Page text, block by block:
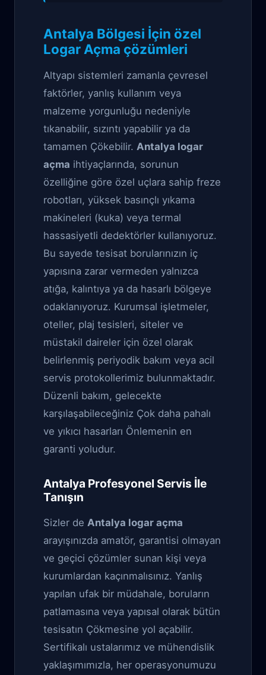
Antalya Bölgesi İçin özel
Logar Açma çözümleri
Altyapı sistemleri zamanla çevresel
faktörler, yanlış kullanım veya
malzeme yorgunluğu nedeniyle
tıkanabilir, sızıntı yapabilir ya da
tamamen Çökebilir. Antalya logar
açma ihtiyaçlarında, sorunun
özelliğine göre özel uçlara sahip freze
robotları, yüksek basınçlı yıkama
makineleri (kuka) veya termal
hassasiyetli dedektörler kullanıyoruz.
Bu sayede tesisat borularınızın iç
yapısına zarar vermeden yalnızca
atığa, kalıntıya ya da hasarlı bölgeye
odaklanıyoruz. Kurumsal işletmeler,
oteller, plaj tesisleri, siteler ve
müstakil daireler için özel olarak
belirlenmiş periyodik bakım veya acil
servis protokollerimiz bulunmaktadır.
Düzenli bakım, gelecekte
karşılaşabileceğiniz Çok daha pahalı
ve yıkıcı hasarları Önlemenin en
garanti yoludur.
Antalya Profesyonel Servis İle
Tanışın
Sizler de Antalya logar açma
arayışınızda amatör, garantisi olmayan
ve geçici çözümler sunan kişi veya
kurumlardan kaçınmalısınız. Yanlış
yapılan ufak bir müdahale, boruların
patlamasına veya yapısal olarak bütün
tesisatın Çökmesine yol açabilir.
Sertifikalı ustalarımız ve mühendislik
yaklaşımımızla, her operasyonumuzu